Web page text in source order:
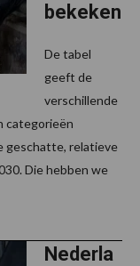
bekeken
De tabel
geeft de
verschillende
categorieën
geschatte, relatieve
Die hebben we
Nederla